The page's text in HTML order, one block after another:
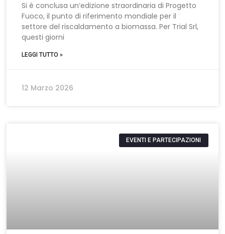
Si è conclusa un’edizione straordinaria di Progetto
Fuoco, il punto di riferimento mondiale per il
settore del riscaldamento a biomassa. Per Trial Srl,
questi giorni
LEGGI TUTTO »
12 Marzo 2026
EVENTI E PARTECIPAZIONI